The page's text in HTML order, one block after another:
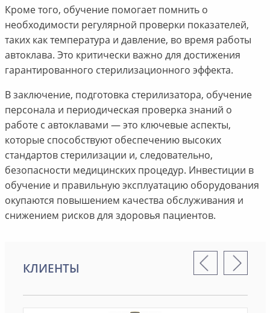
Кроме того, обучение помогает помнить о
необходимости регулярной проверки показателей,
таких как температура и давление, во время работы
автоклава. Это критически важно для достижения
гарантированного стерилизационного эффекта.
В заключение, подготовка стерилизатора, обучение
персонала и периодическая проверка знаний о
работе с автоклавами — это ключевые аспекты,
которые способствуют обеспечению высоких
стандартов стерилизации и, следовательно,
безопасности медицинских процедур. Инвестиции в
обучение и правильную эксплуатацию оборудования
окупаются повышением качества обслуживания и
снижением рисков для здоровья пациентов.
КЛИЕНТЫ